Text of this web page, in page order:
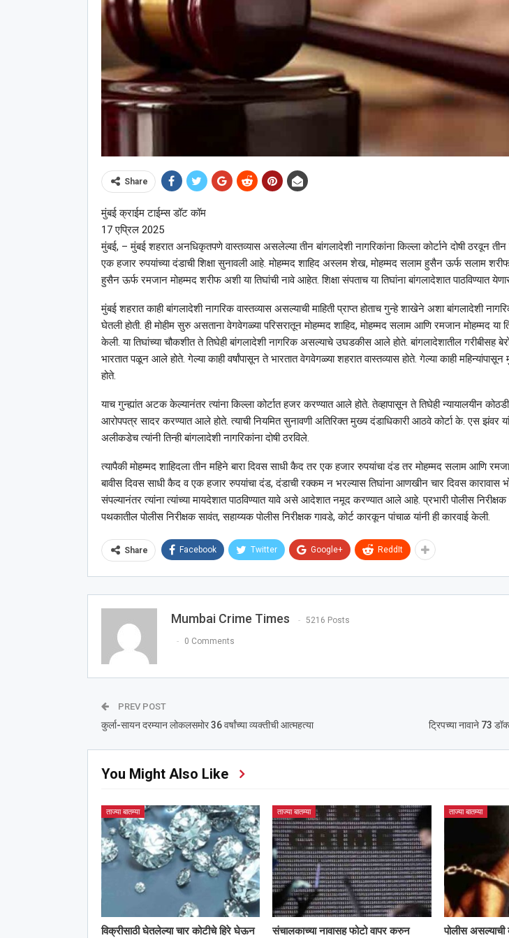
Share
मुंबई क्राईम टाईम्स डॉट कॉम
17 एप्रिल 2025
मुंबई, – मुंबई शहरात अनधिकृतपणे वास्तव्यास असलेल्या तीन बांगलादेशी नागरिकांना किल्ला कोर्टाने दोषी ठरवून
एक हजार रुपयांच्या दंडाची शिक्षा सुनावली आहे. मोहम्मद शाहिद अस्लम शेख, मोहम्मद सलाम हुसैन ऊर्फ सलाम
हुसैन ऊर्फ रमजान मोहम्मद शरीफ अशी या तिघांची नावे आहेत. शिक्षा संपताच या तिघांना बांगलादेशात पाठविण्यात
मुंबई शहरात काही बांगलादेशी नागरिक वास्तव्यास असल्याची माहिती प्राप्त होताच गुन्हे शाखेने अशा बांगलादेशी
घेतली होती. ही मोहीम सुरु असताना वेगवेगळ्या परिसरातून मोहम्मद शाहिद, मोहम्मद सलाम आणि रमजान मोहम्मद या
केली. या तिघांच्या चौकशीत ते तिघेही बांगलादेशी नागरिक असल्याचे उघडकीस आले होते. बांगलादेशातील गरीबीसह
भारतात पळून आले होते. गेल्या काही वर्षांपासून ते भारतात वेगवेगळ्या शहरात वास्तव्यास होते. गेल्या काही
होते.
याच गुन्ह्यांत अटक केल्यानंतर त्यांना किल्ला कोर्टात हजर करण्यात आले होते. तेव्हापासून ते तिघेही न्यायालयीन
आरोपपत्र सादर करण्यात आले होते. त्याची नियमित सुनावणी अतिरिक्त मुख्य दंडाधिकारी आठवे कोर्टा के. एस झंवर
अलीकडेच त्यांनी तिन्ही बांगलादेशी नागरिकांना दोषी ठरविले.
त्यापैकी मोहम्मद शाहिदला तीन महिने बारा दिवस साधी कैद तर एक हजार रुपयांचा दंड तर मोहम्मद सलाम आणि
बावीस दिवस साधी कैद व एक हजार रुपयांचा दंड, दंडाची रक्कम न भरल्यास तिघांना आणखीन चार दिवस कारावास
संपल्यानंतर त्यांना त्यांच्या मायदेशात पाठविण्यात यावे असे आदेशात नमूद करण्यात आले आहे. प्रभारी पोलीस निरीक्षक
पथकातील पोलीस निरीक्षक सावंत, सहाय्यक पोलीस निरीक्षक गावडे, कोर्ट कारकून पांचाळ यांनी ही कारवाई केली.
Share Facebook Twitter Google+ ReddIt
Mumbai Crime Times 5216 Posts
0 Comments
PREV POST
कुर्ला-सायन दरम्यान लोकलसमोर 36 वर्षांच्या व्यक्तीची आत्महत्या ट्रिपच्या नावाने 73
You Might Also Like
ताज्या बातम्या
विक्रीसाठी घेतलेल्या चार कोटीचे हिरे घेऊन
ताज्या बातम्या
संचालकाच्या नावासह फोटो वापर करुन
ताज्या बातम्या
पोलीस असल्याची